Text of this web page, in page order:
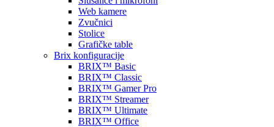
Web kamere
Zvučnici
Stolice
Grafičke table
Brix konfiguracije
BRIX™ Basic
BRIX™ Classic
BRIX™ Gamer Pro
BRIX™ Streamer
BRIX™ Ultimate
BRIX™ Office